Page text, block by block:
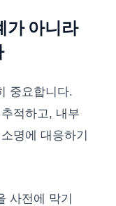
가 아니라
중요합니다.
적하고, 내부
명에 대응하기
사전에 막기